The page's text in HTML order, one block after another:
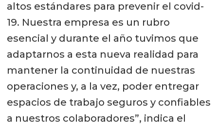
altos estándares para prevenir el covid-
19. Nuestra empresa es un rubro
esencial y durante el año tuvimos que
adaptarnos a esta nueva realidad para
mantener la continuidad de nuestras
operaciones y, a la vez, poder entregar
espacios de trabajo seguros y confiables
a nuestros colaboradores”, indica el